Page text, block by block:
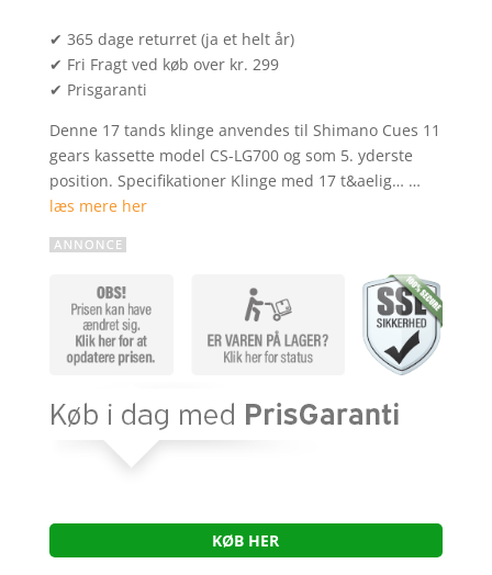
✔ 365 dage returret (ja et helt år)
✔ Fri Fragt ved køb over kr. 299
✔ Prisgaranti
Denne 17 tands klinge anvendes til Shimano Cues 11
gears kassette model CS-LG700 og som 5. yderste
position. Specifikationer Klinge med 17 t&aelig… …
læs mere her
KØB HER